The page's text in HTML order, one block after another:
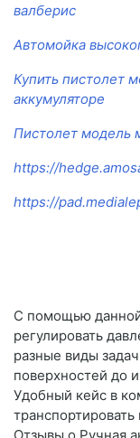
валберис
Автомойка
Купить пистолет
аккумуляторе
Пистолет модель
https://
https://
С помощью
регулировать
разные виды
поверхностей до
Удобный кейс в
Отзывы о Ручная